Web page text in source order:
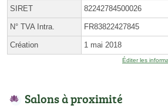
SIRET 82242784500026
N° TVA Intra. FR83822427845
Création 1 mai 2018
Éditer les
Salons à proximité